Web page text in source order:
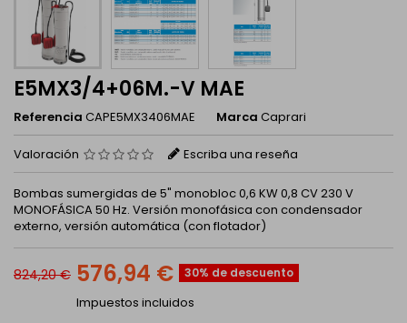
E5MX3/4+06M.-V MAE
Referencia CAPE5MX3406MAE Marca Caprari
Valoración Escriba una reseña
Bombas sumergidas de 5" monobloc 0,6 KW 0,8 CV 230 V
MONOFÁSICA 50 Hz. Versión monofásica con condensador
externo, versión automática (con flotador)
824,20 € 576,94 € 30% de descuento
Impuestos incluidos